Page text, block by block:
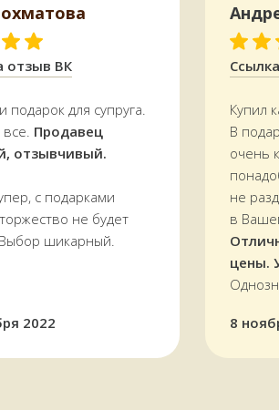
Купил
В
очень
не
в
цены.
подарок для супруга.
Продавец
отзывчивый.
с подарками
не будет
шикарный.
отзыв ВК
2022 8
переулке, дом 4
по всей области.
5000 р. —БЕСПЛАТНО